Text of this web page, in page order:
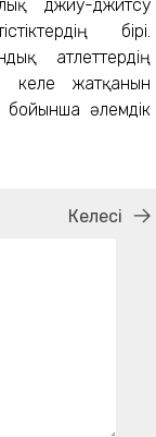
джиу-джитсу
бірі.
атлеттердің
келе жатқанын
бойынша әлемдік
Келесі